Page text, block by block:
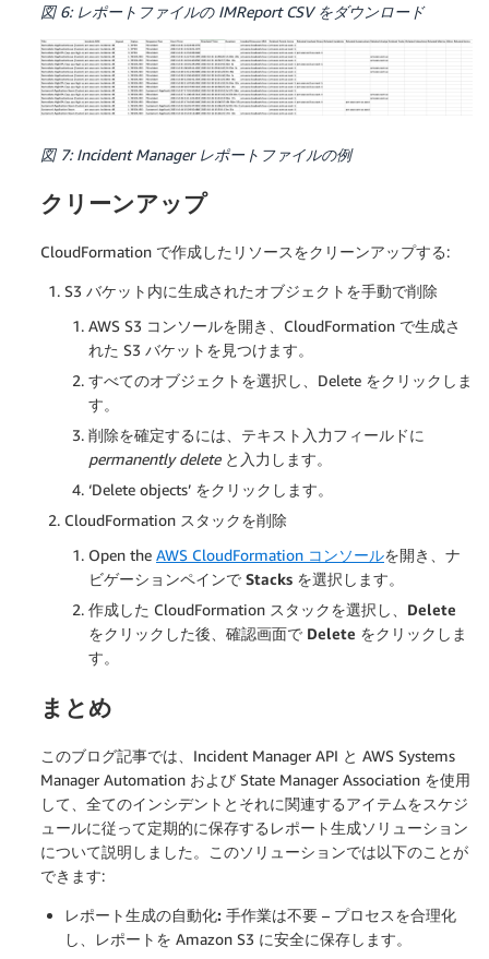
図 6: レポートファイルの IMReport CSV をダウンロード
図 7: Incident Manager レポートファイルの例
クリーンアップ
CloudFormation で作成したリソースをクリーンアップする:
S3 バケット内に生成されたオブジェクトを手動で削除
AWS S3 コンソールを開き、CloudFormation で生成さ
れた S3 バケットを見つけます。
すべてのオブジェクトを選択し、Delete をクリックしま
す。
削除を確定するには、テキスト入力フィールドに
permanently deleteと入力します。
‘Delete objects’ をクリックします。
CloudFormation スタックを削除
Open the AWS CloudFormation コンソールを開き、ナ
ビゲーションペインで Stacks を選択します。
作成した CloudFormation スタックを選択し、 Delete
をクリックした後、確認画面で Delete をクリックしま
す。
まとめ
このブログ記事では、Incident Manager API と AWS Systems
Manager Automation および State Manager Association を使用
して、全てのインシデントとそれに関連するアイテムをスケジ
ュールに従って定期的に保存するレポート生成ソリューション
について説明しました。このソリューションでは以下のことが
できます:
レポート生成の自動化: 手作業は不要 – プロセスを合理化
し、レポートを Amazon S3 に安全に保存します。